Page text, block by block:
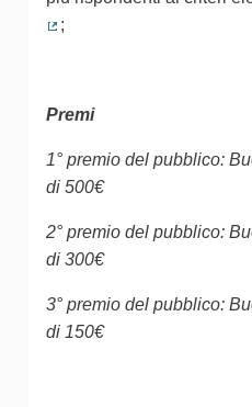
;
Premi
1° premio del pubblico:
di 500€
2° premio del pubblico:
di 300€
3° premio del pubblico:
di 150€